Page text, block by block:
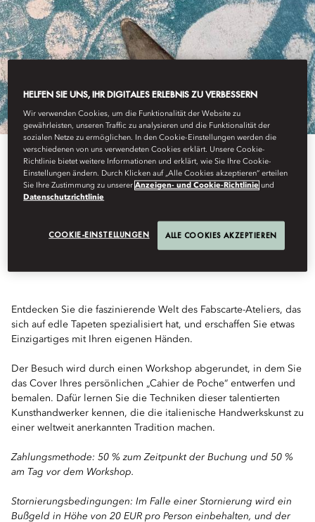
EIN EIGENES „CAHIER
DE POCHE“ KREIEREN
Entdecken Sie die faszinierende Welt des Fabscarte-Ateliers, das
sich auf edle Tapeten spezialisiert hat, und erschaffen Sie etwas
Einzigartiges mit Ihren eigenen Händen.
Der Besuch wird durch einen Workshop abgerundet, in dem Sie
das Cover Ihres persönlichen „Cahier de Poche“ entwerfen und
bemalen. Dafür lernen Sie die Techniken dieser talentierten
Kunsthandwerker kennen, die die italienische Handwerkskunst zu
einer weltweit anerkannten Tradition machen.
Zahlungsmethode: 50 % zum Zeitpunkt der Buchung und 50 %
am Tag vor dem Workshop.
Stornierungsbedingungen: Im Falle einer Stornierung wird ein
Bußgeld in Höhe von 20 EUR pro Person einbehalten, und der
HELFEN SIE UNS, IHR DIGITALES ERLEBNIS ZU VERBESSERN
Wir verwenden Cookies, um die Funktionalität der Website zu
gewährleisten, unseren Traffic zu analysieren und die Funktionalität der
sozialen Netze zu ermöglichen. In den Cookie-Einstellungen werden die
verschiedenen von uns verwendeten Cookies erklärt. Unsere Cookie-
Richtlinie bietet weitere Informationen und erklärt, wie Sie Ihre Cookie-
Einstellungen ändern. Durch Klicken auf „Alle Cookies akzeptieren“ erteilen
Sie Ihre Zustimmung zu unsererAnzeigen- und Cookie-Richtlinie und
Datenschutzrichtlinie
COOKIE-EINSTELLUNGEN ALLE COOKIES AKZEPTIEREN